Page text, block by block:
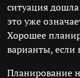
ситуация
это уже
Хорошее
варианты, если
Планирование